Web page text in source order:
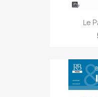
Le